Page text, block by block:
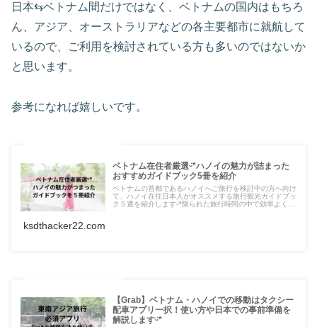
日本⇆ベトナム間だけではなく、ベトナムの国内はもちろ
ん、アジア、オーストラリアなどの各主要都市に就航して
いるので、ご利用を検討されている方も多いのではないか
と思います。
参考になれば嬉しいです。
ベトナム在住者厳選ᵕ̈*ハノイの魅力が詰まった
おすすめガイドブック5冊を紹介
ベトナムの首都であるハノイへご旅行を検討中の方へ向け
て、ハノイ在住日本人がオススメする旅行観光ガイドブッ
ク５選を紹介しますᵕ̈*限られた旅行時間の中で効率よく非
ksdthacker22.com
【Grab】ベトナム・ハノイでの移動はタクシー
配車アプリ一択！使い方や日本での事前準備を
解説しますᵕ̈*